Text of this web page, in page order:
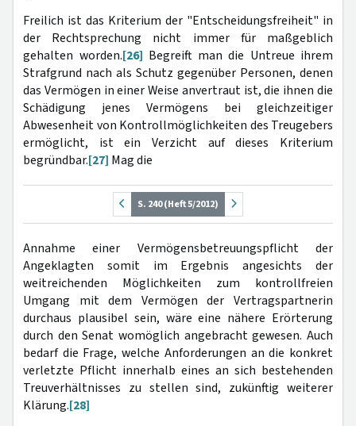
Freilich ist das Kriterium der "Entscheidungsfreiheit" in
der Rechtsprechung nicht immer für maßgeblich
gehalten worden.[26] Begreift man die Untreue ihrem
Strafgrund nach als Schutz gegenüber Personen, denen
das Vermögen in einer Weise anvertraut ist, die ihnen die
Schädigung jenes Vermögens bei gleichzeitiger
Abwesenheit von Kontrollmöglichkeiten des Treugebers
ermöglicht, ist ein Verzicht auf dieses Kriterium
begründbar.[27] Mag die
S. 240 (Heft 5/2012)
Annahme einer Vermögensbetreuungspflicht der
Angeklagten somit im Ergebnis angesichts der
weitreichenden Möglichkeiten zum kontrollfreien
Umgang mit dem Vermögen der Vertragspartnerin
durchaus plausibel sein, wäre eine nähere Erörterung
durch den Senat womöglich angebracht gewesen. Auch
bedarf die Frage, welche Anforderungen an die konkret
verletzte Pflicht innerhalb eines an sich bestehenden
Treuverhältnisses zu stellen sind, zukünftig weiterer
Klärung.[28]